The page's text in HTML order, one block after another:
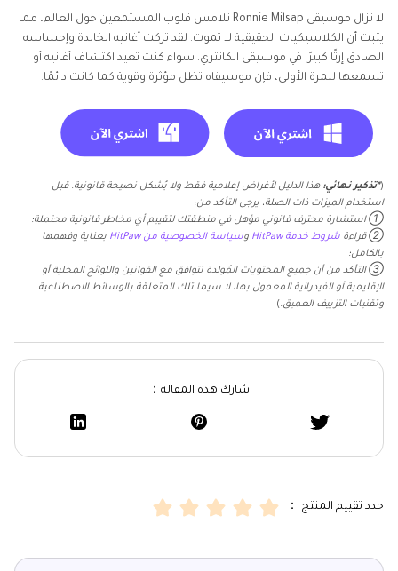
لا تزال موسيقى Ronnie Milsap تلامس قلوب المستمعين حول العالم، مما
يثبت أن الكلاسيكيات الحقيقية لا تموت. لقد تركت أغانيه الخالدة وإحساسه
الصادق إرثًا كبيرًا في موسيقى الكانتري. سواء كنت تعيد اكتشاف أغانيه أو
تسمعها للمرة الأولى، فإن موسيقاه تظل مؤثرة وقوية كما كانت دائمًا.
(*تذكير نهائي: هذا الدليل لأغراض إعلامية فقط ولا يُشكل نصيحة قانونية. قبل
استخدام الميزات ذات الصلة، يرجى التأكد من:
① استشارة محترف قانوني مؤهل في منطقتك لتقييم أي مخاطر قانونية محتملة؛
② قراءة شروط خدمة HitPaw وسياسة الخصوصية من HitPaw
بعناية وفهمها
بالكامل؛
③ التأكد من أن جميع المحتويات المُولدة تتوافق مع القوانين واللوائح المحلية أو
الإقليمية أو الفيدرالية المعمول بها، لا سيما تلك المتعلقة بالوسائط الاصطناعية
وتقنيات التزييف العميق.)
شارك هذه المقالة：
حدد تقييم المنتج ：